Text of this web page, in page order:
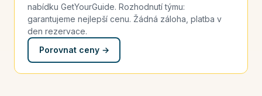
nabídku GetYourGuide. Rozhodnutí týmu:
garantujeme nejlepší cenu. Žádná záloha, platba v
den rezervace.
Porovnat ceny →